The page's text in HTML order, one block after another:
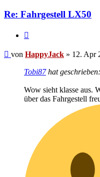
Re: Fahrgestell LX50
Beitrag
von HappyJack » 12. Apr
Tobi87hat geschrieben:
Wow sieht klasse aus.
über das Fahrgestell